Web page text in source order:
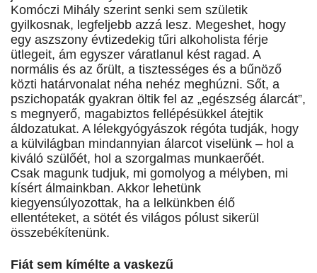
Komóczi Mihály szerint senki sem születik
gyilkosnak, legfeljebb azzá lesz. Megeshet, hogy
egy aszszony évtizedekig tűri alkoholista férje
ütlegeit, ám egyszer váratlanul kést ragad. A
normális és az őrült, a tisztességes és a bűnöző
közti határvonalat néha nehéz meghúzni. Sőt, a
pszichopaták gyakran öltik fel az „egészség álarcát”,
s megnyerő, magabiztos fellépésükkel átejtik
áldozatukat. A lélekgyógyászok régóta tudják, hogy
a külvilágban mindannyian álarcot viselünk – hol a
kiváló szülőét, hol a szorgalmas munkaerőét.
Csak magunk tudjuk, mi gomolyog a mélyben, mi
kísért álmainkban. Akkor lehetünk
kiegyensúlyozottak, ha a lelkünkben élő
ellentéteket, a sötét és világos pólust sikerül
összebékítenünk.
Fiát sem kímélte a vaskezű